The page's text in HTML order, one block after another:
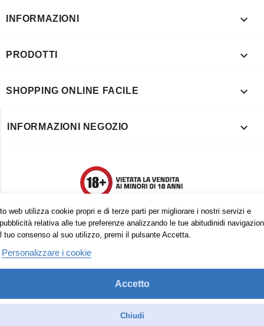
web utilizza cookie propri e di terze parti per migliorare i nostri servizi e
relativa alle tue preferenze analizzando le tue abitudinidi
tuo consenso al suo utilizzo, premi il pulsante Accetta.
Personalizzare i cookie
Accetto
Chiudi
INFORMAZIONI 
PRODOTTI 
SHOPPING ONLINE FACILE 
INFORMAZIONI NEGOZIO 
Trovaci anche su: